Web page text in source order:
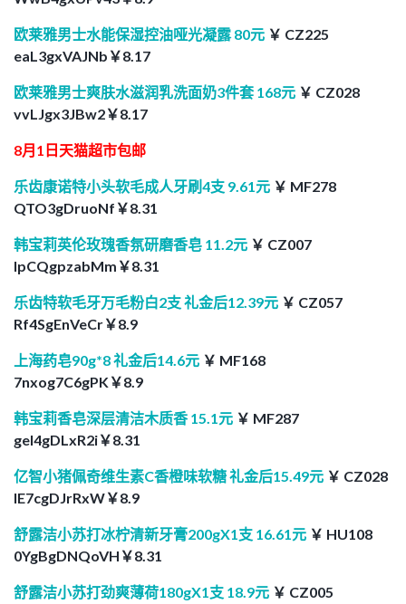
欧莱雅男士水能保湿控油哑光凝露 80元 ￥ CZ225
eaL3gxVAJNb￥8.17
欧莱雅男士爽肤水滋润乳洗面奶3件套 168元 ￥ CZ028
vvLJgx3JBw2￥8.17
8月1日天猫超市包邮
乐齿康诺特小头软毛成人牙刷4支 9.61元 ￥ MF278
QTO3gDruoNf￥8.31
韩宝莉英伦玫瑰香氛研磨香皂 11.2元 ￥ CZ007
lpCQgpzabMm￥8.31
乐齿特软毛牙万毛粉白2支 礼金后12.39元 ￥ CZ057
Rf4SgEnVeCr￥8.9
上海药皂90g*8 礼金后14.6元 ￥ MF168
7nxog7C6gPK￥8.9
韩宝莉香皂深层清洁木质香 15.1元 ￥ MF287
geI4gDLxR2i￥8.31
亿智小猪佩奇维生素C香橙味软糖 礼金后15.49元 ￥ CZ028
lE7cgDJrRxW￥8.9
舒露洁小苏打冰柠清新牙膏200gX1支 16.61元 ￥ HU108
0YgBgDNQoVH￥8.31
舒露洁小苏打劲爽薄荷180gX1支 18.9元 ￥ CZ005